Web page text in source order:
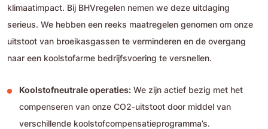
klimaatimpact. Bij BHVregelen nemen we deze uitdaging
serieus. We hebben een reeks maatregelen genomen om onze
uitstoot van broeikasgassen te verminderen en de overgang
naar een koolstofarme bedrijfsvoering te versnellen.
Koolstofneutrale operaties: We zijn actief bezig met het
compenseren van onze CO2-uitstoot door middel van
verschillende koolstofcompensatieprogramma’s.